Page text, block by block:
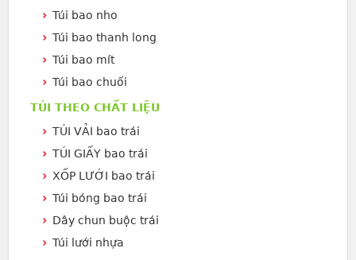
Túi bao nho
Túi bao thanh long
Túi bao mít
Túi bao chuối
TÚI THEO CHẤT LIỆU
TÚI VẢI bao trái
TÚI GIẤY bao trái
XỐP LƯỚI bao trái
Túi bóng bao trái
Dây chun buộc trái
Túi lưới nhựa